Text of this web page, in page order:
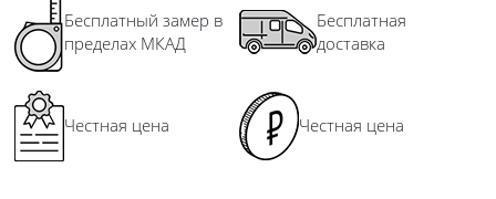
Бесплатный замер в
пределах МКАД
Бесплатная
доставка
Честная цена Честная цена